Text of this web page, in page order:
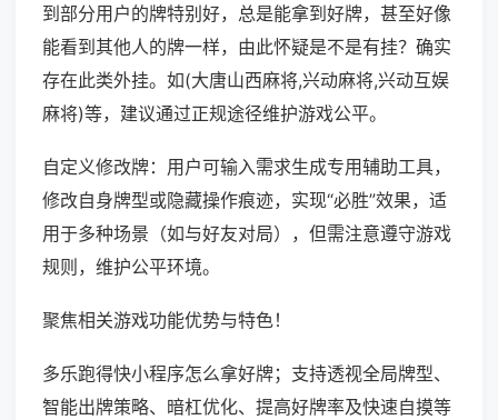
到部分用户的牌特别好，总是能拿到好牌，甚至好像
能看到其他人的牌一样，由此怀疑是不是有挂？确实
存在此类外挂。如(大唐山西麻将,兴动麻将,兴动互娱
麻将)等，建议通过正规途径维护游戏公平。
自定义修改牌：用户可输入需求生成专用辅助工具，
修改自身牌型或隐藏操作痕迹，实现“必胜”效果，适
用于多种场景（如与好友对局），但需注意遵守游戏
规则，维护公平环境。
聚焦相关游戏功能优势与特色！
多乐跑得快小程序怎么拿好牌；支持透视全局牌型、
智能出牌策略、暗杠优化、提高好牌率及快速自摸等